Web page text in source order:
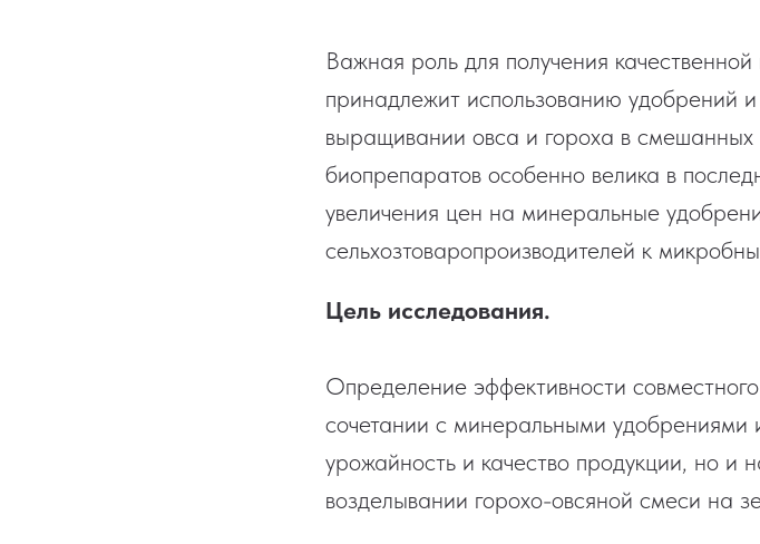
Важная роль для получения
принадлежит использованию удобрений
выращивании овса и гороха в смешанных
биопрепаратов особенно велика в
увеличения цен на минеральные
сельхозтоваропроизводителей к
Цель исследования.
Определение эффективности
сочетании с минеральными удобрениями
урожайность и качество продукции, но и
возделывании горохо-овсяной смеси на